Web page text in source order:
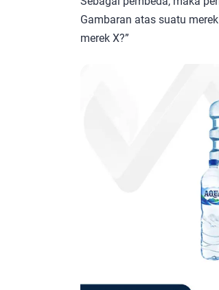
Gambaran atas suatu
merek X?”